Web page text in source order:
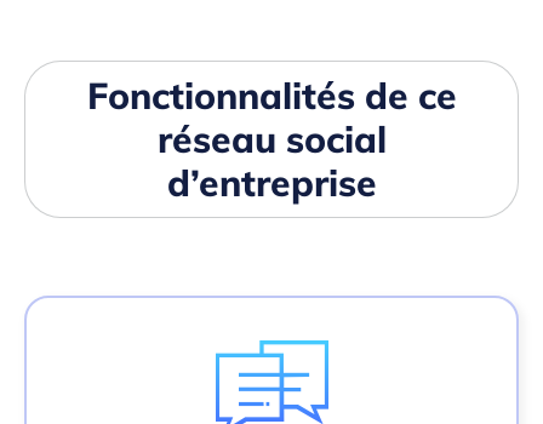
Fonctionnalités de ce
réseau social
d’entreprise